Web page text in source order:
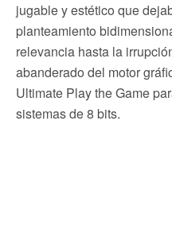
jugable y estético que
planteamiento
relevancia hasta la
abanderado del motor
Ultimate Play the Game
sistemas de 8 bits.